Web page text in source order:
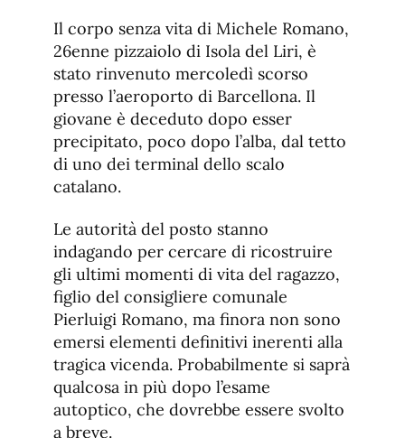
de
fuente
de
fuente.
Il corpo senza vita di Michele Romano,
26enne pizzaiolo di Isola del Liri, è
stato rinvenuto mercoledì scorso
presso l’aeroporto di Barcellona. Il
giovane è deceduto dopo esser
precipitato, poco dopo l’alba, dal tetto
di uno dei terminal dello scalo
catalano.
Le autorità del posto stanno
indagando per cercare di ricostruire
gli ultimi momenti di vita del ragazzo,
figlio del consigliere comunale
Pierluigi Romano, ma finora non sono
emersi elementi definitivi inerenti alla
tragica vicenda. Probabilmente si saprà
qualcosa in più dopo l’esame
autoptico, che dovrebbe essere svolto
a breve.